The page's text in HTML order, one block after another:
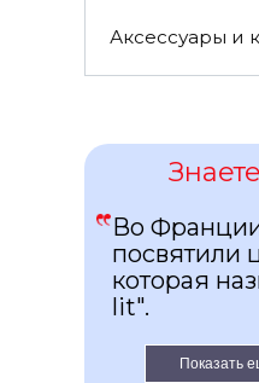
Аксессуары и
Во
посвятили
которая
lit".
Показать